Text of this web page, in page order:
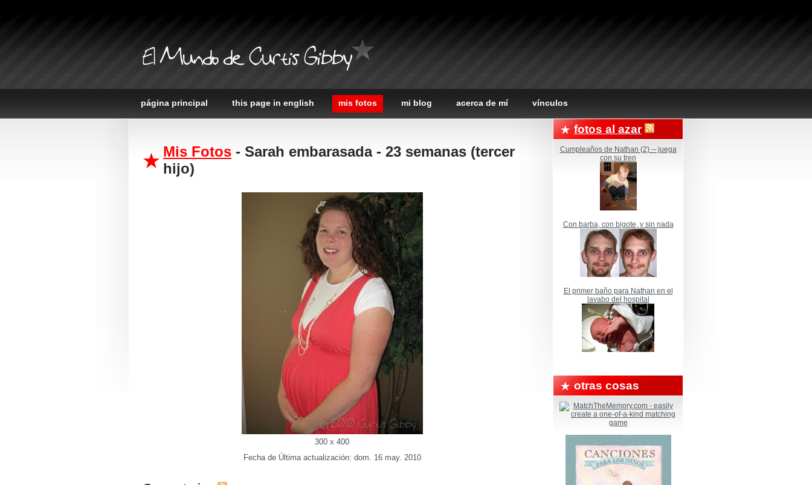
El Mundo de Curtis Gibby
página principal this page in english mis fotos mi blog acerca de mí vínculos
Mis Fotos - Sarah embarasada - 23 semanas (tercer
hijo)
300 x 400
Fecha de Última actualización: dom. 16 may. 2010
fotos al azar
Cumpleaños de Nathan (2) -- juega
con su tren
Con barba, con bigote, y sin nada
El primer baño para Nathan en el
lavabo del hospital
otras cosas